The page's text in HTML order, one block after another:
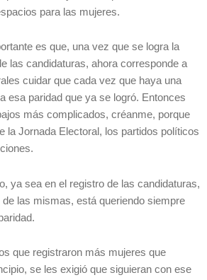
para las mujeres.
es que, una vez que se logra la
las candidaturas, ahora corresponde a
cuidar que cada vez que haya una
esa paridad que ya se logró. Entonces
más complicados, créanme, porque
la Jornada Electoral, los partidos políticos
ya sea en el registro de las candidaturas,
las mismas, está queriendo siempre
que registraron más mujeres que
se les exigió que siguieran con ese